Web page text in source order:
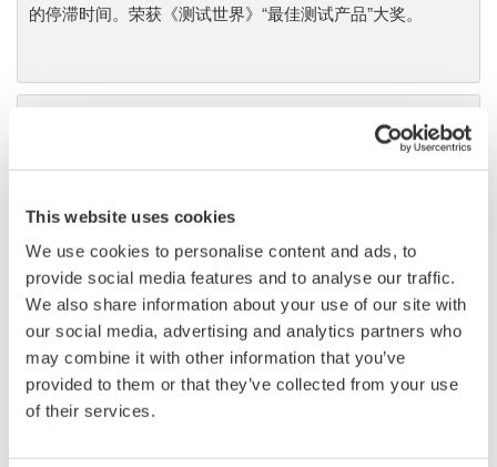
This website uses cookies
We use cookies to personalise content and ads, to
provide social media features and to analyse our traffic.
We also share information about your use of our site with
our social media, advertising and analytics partners who
may combine it with other information that you’ve
provided to them or that they’ve collected from your use
of their services.
的停滞时间。荣获《测试世界》“最佳测试产品”大奖。
供每个工程师使用的200、350和
500MHz混合信号示波器。具有
显示性能，价格也在您能够承受的范围内。
数字式混合信号示波器
让我们来感受世界一流的横河示
来，YOKOGAWA一直不断创